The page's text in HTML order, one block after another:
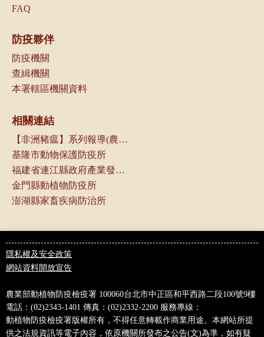
FAQ
防疫夥伴
防疫機關
查緝機關
本署轄區機關資料
相關連結
【非洲豬瘟】系列報導(農傳媒)
基隆市動物保護防疫所
福建省連江縣政府產業發展處
金門縣動植物防疫所
澎湖縣家畜疾病防治所
隱私權及安全政策
網站資料開放宣告
農業部動植物防疫檢疫署 100060台北市中正區和平西路二段100號9樓
電話：(02)2343-1401 傳真：(02)2332-2200 服務專線：
動植物防疫檢疫署版權所有，不得任意轉載作商業用途。本網站所提
供之法規資訊等電子內容，依原機關所發布之公告(文)為準，如有疑